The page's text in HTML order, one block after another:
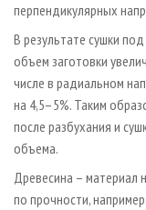
перпендикулярных
В результате сушки
объем заготовки
числе в радиальном
на 4,5–5%. Таким
после разбухания и
объема.
Древесина – материал
по прочности,